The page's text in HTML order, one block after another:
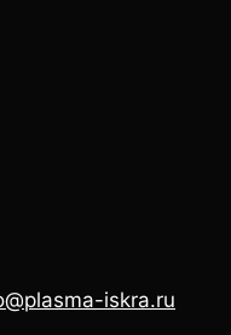
iskra.ru